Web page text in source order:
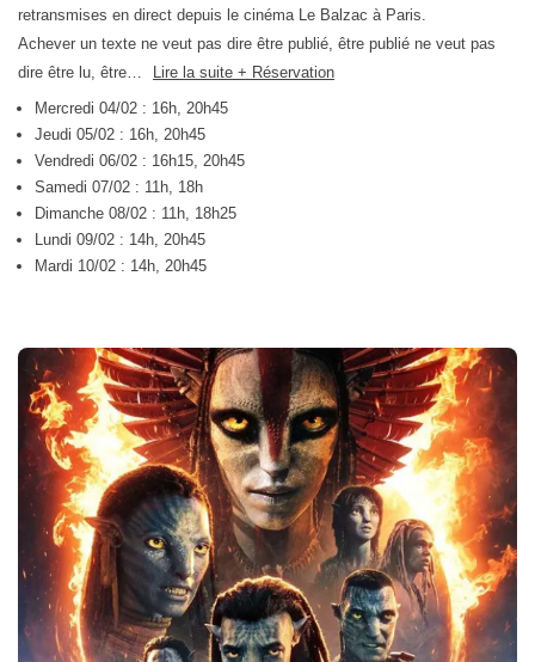
retransmises en direct depuis le cinéma Le Balzac à Paris.
Achever un texte ne veut pas dire être publié, être publié ne veut pas
dire être lu, être…
Lire la suite + Réservation
Mercredi 04/02 : 16h, 20h45
Jeudi 05/02 : 16h, 20h45
Vendredi 06/02 : 16h15, 20h45
Samedi 07/02 : 11h, 18h
Dimanche 08/02 : 11h, 18h25
Lundi 09/02 : 14h, 20h45
Mardi 10/02 : 14h, 20h45